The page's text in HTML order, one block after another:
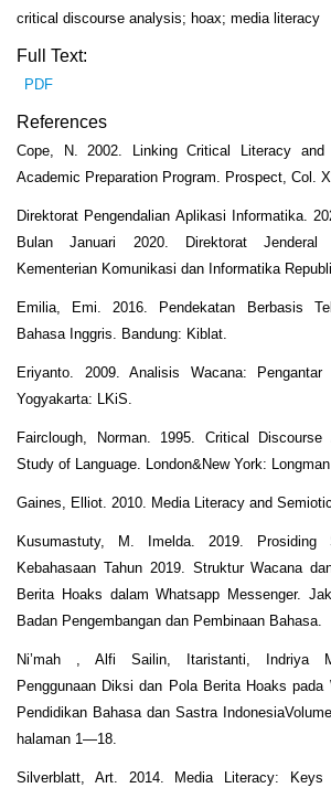
critical discourse analysis; hoax; media literacy
Full Text:
PDF
References
Cope, N. 2002. Linking Critical Literacy
Academic Preparation Program. Prospect, Col.
Direktorat Pengendalian Aplikasi Informatika.
Bulan Januari 2020. Direktorat Jenderal
Kementerian Komunikasi dan Informatika
Emilia, Emi. 2016. Pendekatan Berbasis
Bahasa Inggris. Bandung: Kiblat.
Eriyanto. 2009. Analisis Wacana:
Yogyakarta: LKiS.
Fairclough, Norman. 1995. Critical
Study of Language. London&New York: Longman
Gaines, Elliot. 2010. Media Literacy and
Kusumastuty, M. Imelda. 2019. Prosiding
Kebahasaan Tahun 2019. Struktur Wacana
Berita Hoaks dalam Whatsapp Messenger.
Badan Pengembangan dan Pembinaan Bahasa.
Ni’mah , Alfi Sailin, Itaristanti, Indriya
Penggunaan Diksi dan Pola Berita Hoaks
Pendidikan Bahasa dan Sastra
halaman 1—18.
Silverblatt, Art. 2014. Media Literacy: Keys